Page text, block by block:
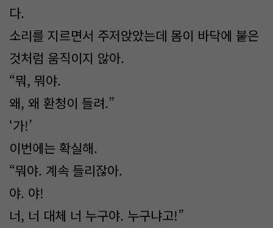
다.
소리를 지르면서 주저앉았는데 몸이 바닥에 붙은
것처럼 움직이지 않아.
“뭐, 뭐야.
왜, 왜 환청이 들려.”
‘가!’
이번에는 확실해.
“뭐야. 계속 들리잖아.
야. 야!
너, 너 대체 너 누구야. 누구냐고!”